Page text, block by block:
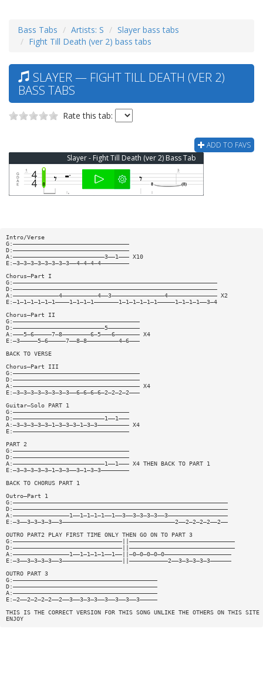
Bass Tabs Artists: S
Slayer bass tabs
Fight Till Death (ver 2) bass tabs
SLAYER — FIGHT TILL DEATH (VER 2)
BASS TABS
Rate this tab:
ADD TO FAVS
Slayer - Fight Till Death (ver 2) Bass Tab
Intro/Verse
G:—————————————————————————————————
D:—————————————————————————————————
A:——————————————————————————3——1——— X10
E:—3—3—3—3—3—3—3—3——4—4—4—4————————
Chorus—Part I
G:——————————————————————————————————————————————————————————
D:——————————————————————————————————————————————————————————
A:—————————————4——————————4——3———————————————4—————————————— X2
E:—1—1—1—1—1—1————1—1—1—1———————1—1—1—1—1—1—————1—1—1—1——3—4
Chorus—Part II
G:————————————————————————————————————
D:——————————————————————————5—————————
A:———5—6—————7—8————————6—5———6——————— X4
E:—3—————5—6—————7——8—8—————————4—6———
BACK TO VERSE
Chorus—Part III
G:————————————————————————————————————
D:————————————————————————————————————
A:———————————————————————————————————— X4
E:—3—3—3—3—3—3—3—3——6—6—6—6—2—2—2—2———
Guitar—Solo PART 1
G:—————————————————————————————————
D:——————————————————————————1——1———
A:—3—3—3—3—3—1—3—3—3—1—3—3————————— X4
E:—————————————————————————————————
PART 2
G:—————————————————————————————————
D:—————————————————————————————————
A:——————————————————————————1——1——— X4 THEN BACK TO PART 1
E:—3—3—3—3—3—1—3—3——3—1—3—3————————
BACK TO CHORUS PART 1
Outro—Part 1
G:—————————————————————————————————————————————————————————————
D:—————————————————————————————————————————————————————————————
A:————————————————1——1—1—1—1——1——3——3—3—3—3——3—————————————————
E:—3——3—3—3—3——3————————————————————————————————2——2—2—2—2——2——
OUTRO PART2 PLAY FIRST TIME ONLY THEN GO ON TO PART 3
G:———————————————————————————————||——————————————————————————————
D:———————————————————————————————||——————————————————————————————
A:————————————————1——1—1—1—1——1——||—0—0—0—0—0———————————————————
E:—3——3—3—3—3——3—————————————————||———————————2——3—3—3—3—3——————
OUTRO PART 3
G:—————————————————————————————————————————
D:—————————————————————————————————————————
A:—————————————————————————————————————————
E:—2——2—2—2—2——2——3——3—3—3——3——3——3——3—————
THIS IS THE CORRECT VERSION FOR THIS SONG UNLIKE THE OTHERS ON THIS SITE
ENJOY